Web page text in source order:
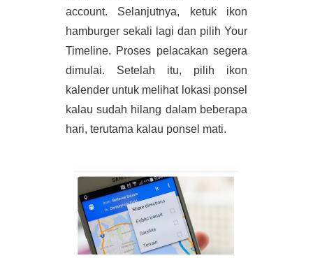
account. Selanjutnya, ketuk ikon
hamburger sekali lagi dan pilih Your
Timeline. Proses pelacakan segera
dimulai. Setelah itu, pilih ikon
kalender untuk melihat lokasi ponsel
kalau sudah hilang dalam beberapa
hari, terutama kalau ponsel mati.